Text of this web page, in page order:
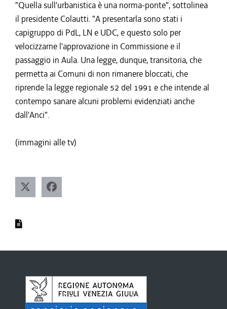
"Quella sull'urbanistica è una norma-ponte", sottolinea
il presidente Colautti. "A presentarla sono stati i
capigruppo di PdL, LN e UDC, e questo solo per
velocizzarne l'approvazione in Commissione e il
passaggio in Aula. Una legge, dunque, transitoria, che
permetta ai Comuni di non rimanere bloccati, che
riprende la legge regionale 52 del 1991 e che intende al
contempo sanare alcuni problemi evidenziati anche
dall'Anci".
(immagini alle tv)